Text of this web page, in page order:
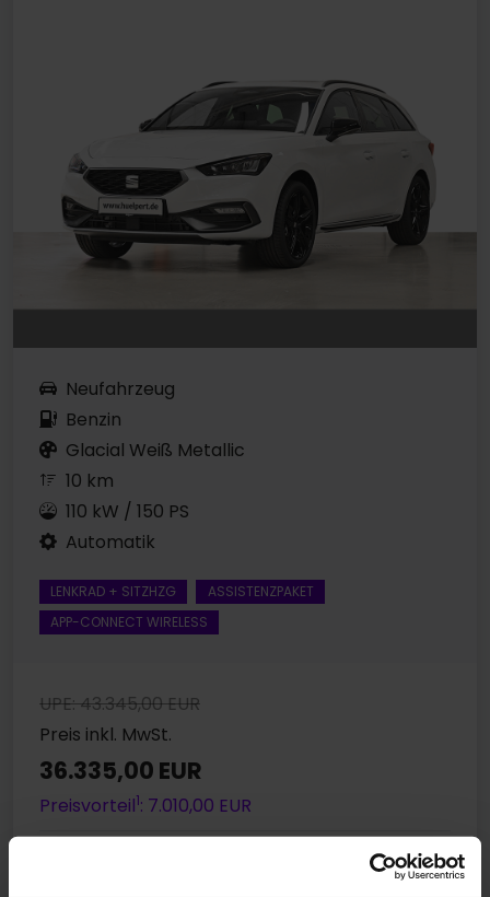
Neufahrzeug
Benzin
Glacial Weiß Metallic
10 km
110 kW / 150 PS
Automatik
LENKRAD + SITZHZG
ASSISTENZPAKET
APP-CONNECT WIRELESS
UPE: 43.345,00 EUR
Preis inkl. MwSt.
36.335,00 EUR
Preisvorteil1: 7.010,00 EUR
340,- EUR